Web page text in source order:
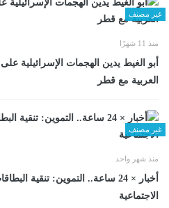
غير مصنف
منذ 11 شهرًا
أبو الغيط يدين الهجمات الإسرائيلية
العربية مع قطر
غير مصنف
منذ شهر واحد
أخبار × 24 ساعة.. التموين: تنقية
الاجتماعية